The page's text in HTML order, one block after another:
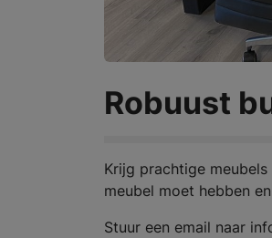
Robuust
Krijg prachtige
meubel moet hebben
Stuur een email naar